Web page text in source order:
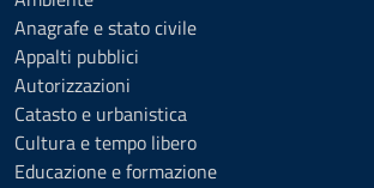
Anagrafe e stato civile
Appalti pubblici
Autorizzazioni
Catasto e urbanistica
Cultura e tempo libero
Educazione e formazione